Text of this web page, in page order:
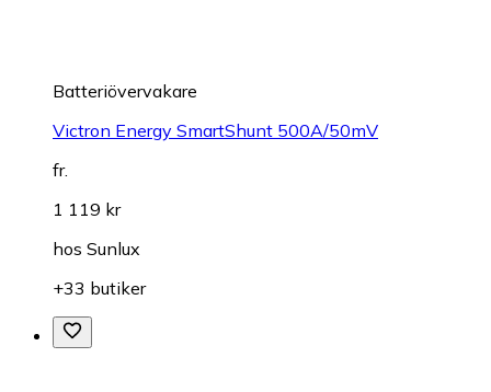
Batteriövervakare
Victron Energy SmartShunt 500A/50mV
fr.
1 119 kr
hos Sunlux
+33 butiker